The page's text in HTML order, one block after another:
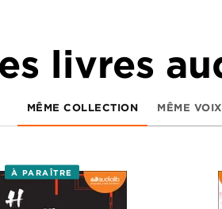
livres
MÊME COLLECTION MÊME VOIX
À PARAÎTRE